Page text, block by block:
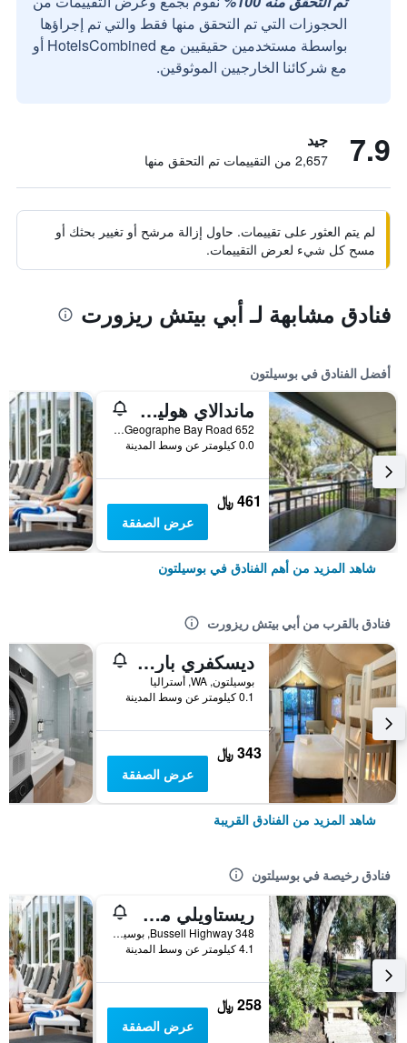
الحجوزات التي تم التحقق منها فقط والتي تم إجراؤها
بواسطة مستخدمين حقيقيين مع HotelsCombined أو
مع شركائنا الخارجيين الموثوقين.
7.9 جيد
2,657 من التقييمات تم التحقق منها
لم يتم العثور على تقييمات. حاول إزالة مرشح أو تغيير بحثك أو
مسح كل شيء لعرض التقييمات.
فنادق مشابهة لـ أبي بيتش ريزورت
أفضل الفنادق في بوسيلتون
ماندالاي هوليداي ريزورت آند توريست بارك
652 Geographe Bay Road, بوسيلتون, WA, أستراليا
0.0 كيلومتر عن وسط المدينة
461 ﷼
عرض الصفقة
شاهد المزيد من أهم الفنادق في بوسيلتون
فنادق بالقرب من أبي بيتش ريزورت
ديسكفري باركس - باسلتن
بوسيلتون, WA, أستراليا
0.1 كيلومتر عن وسط المدينة
343 ﷼
عرض الصفقة
شاهد المزيد من الفنادق القريبة
فنادق رخيصة في بوسيلتون
ريستاويلي موتل
348 Bussell Highway, بوسيلتون, WA, أستراليا
4.1 كيلومتر عن وسط المدينة
258 ﷼
عرض الصفقة